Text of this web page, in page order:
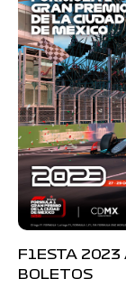
F1ESTA 2023
BOLETOS